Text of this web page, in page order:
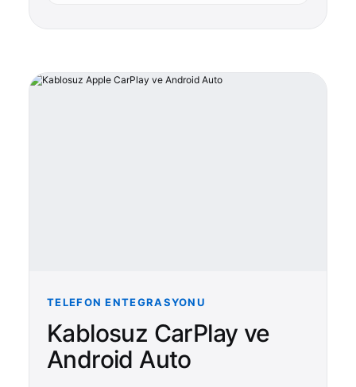
TELEFON ENTEGRASYONU
Kablosuz CarPlay ve
Android Auto